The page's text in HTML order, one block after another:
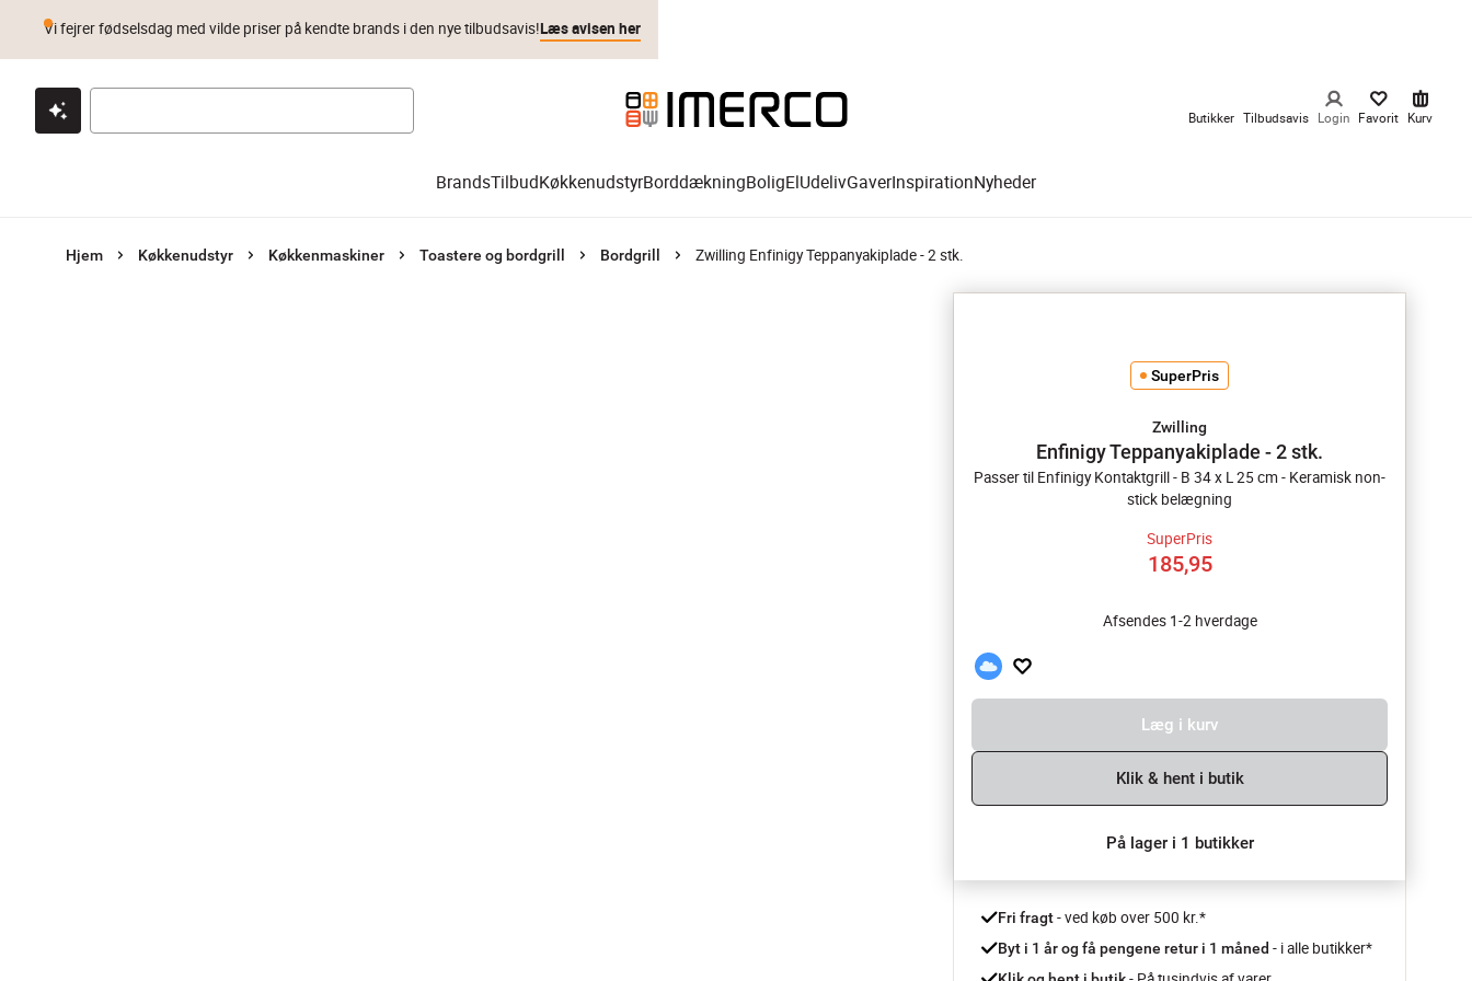
Klik & hent Byt i 1 år Prismatch
Vi fejrer fødselsdag med vilde priser på kendte brands i den nye tilbudsavis!Læs avisen her
Butikker Tilbudsavis Login Favorit Kurv
BrandsTilbudKøkkenudstyrBorddækningBoligElUdelivGaverInspirationNyheder
Hjem Køkkenudstyr Køkkenmaskiner Toastere og bordgrill Bordgrill Zwilling Enfinigy Teppanyakiplade - 2 stk.
SuperPris
Zwilling
Enfinigy Teppanyakiplade - 2 stk.
Passer til Enfinigy Kontaktgrill - B 34 x L 25 cm - Keramisk non-
stick belægning
SuperPris
185,95
Afsendes 1-2 hverdage
Læg i kurv
Klik & hent i butik
På lager i 1 butikker
Fri fragt - ved køb over 500 kr.*
Byt i 1 år og få pengene retur i 1 måned - i alle butikker*